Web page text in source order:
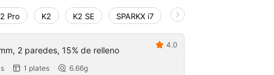
Pro K2 K2 SE SPARKX i7 Creality Hi
2 paredes, 15% de relleno
 1 plates  6.66g
 4.0